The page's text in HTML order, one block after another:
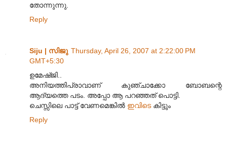
തോന്നുന്നു.
Reply
Siju | സിജു Thursday, April 26, 2007 at 2:22:00 PM
GMT+5:30
ഉമേഷ്ജി..
അനിയത്തിപ്രാവാണ് കുഞ്ചാക്കോ ബോബന്റെ
ആദ്യത്തെ പടം. അപ്പോ ആ പറഞ്ഞത് പൊട്ടി.
ചെസ്സിലെ പാട്ട് വേണമെങ്കില്‍ ഇവിടെ കിട്ടും
Reply